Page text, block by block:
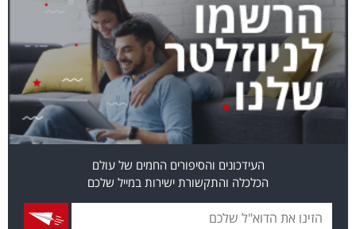
העידכונים והסיפורים החמים של עולם
הכלכלה והתקשורת ישירות במייל שלכם